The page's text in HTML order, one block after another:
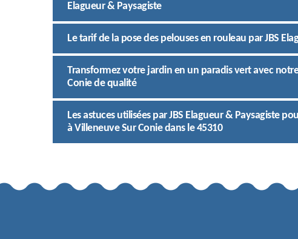
Elagueur & Paysagiste
Le tarif de la pose des pelouses en rouleau par JBS
Transformez votre jardin en un paradis vert avec
Conie de qualité
Les astuces utilisées par JBS Elagueur & Paysagiste
à Villeneuve Sur Conie dans le 45310